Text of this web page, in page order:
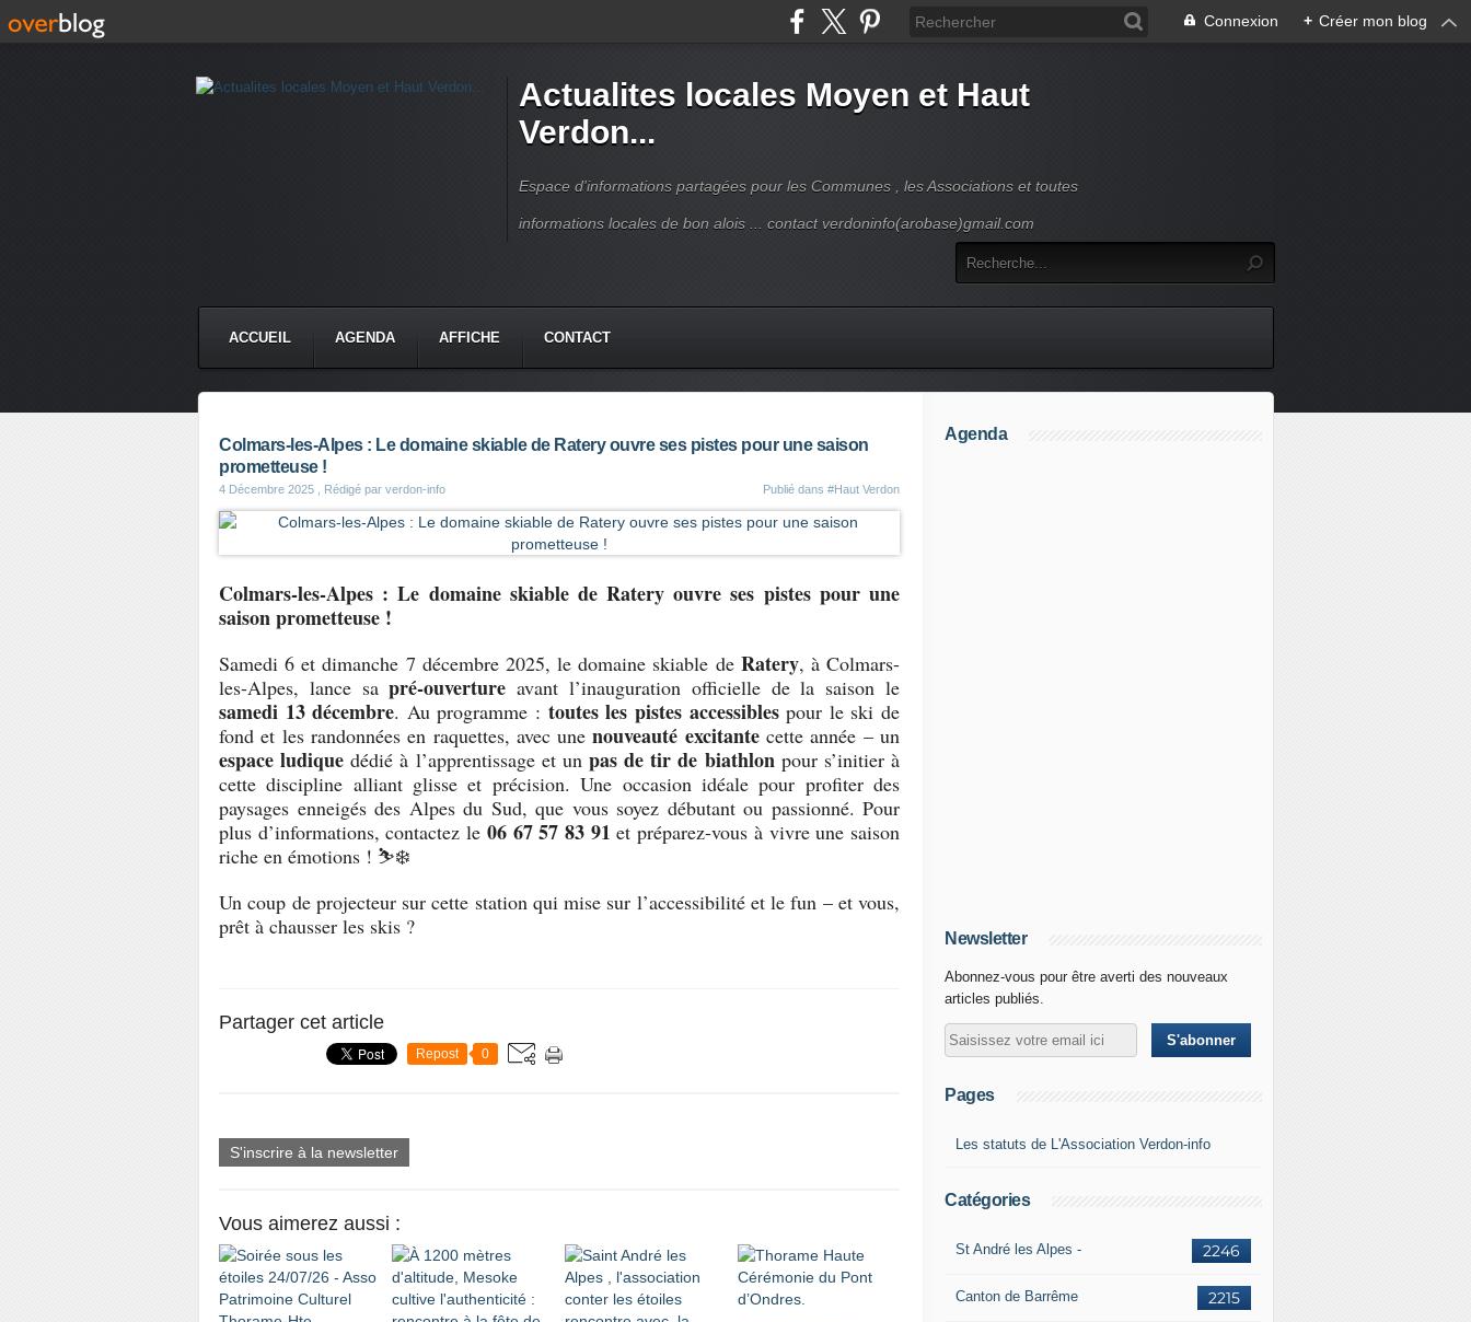
Connexion + Créer mon blog
Actualites locales Moyen et Haut
Verdon...
Espace d'informations partagées pour les Communes , les Associations et toutes
informations locales de bon alois ... contact verdoninfo(arobase)gmail.com
ACCUEIL AGENDA AFFICHE CONTACT
Colmars-les-Alpes : Le domaine skiable de Ratery ouvre ses pistes pour une saison
prometteuse !
4 Décembre 2025 , Rédigé par verdon-info Publié dans #Haut Verdon
Colmars-les-Alpes : Le domaine skiable de Ratery ouvre ses pistes pour une
saison prometteuse !
Samedi 6 et dimanche 7 décembre 2025, le domaine skiable de Ratery, à Colmars-
les-Alpes, lance sapré-ouverture avant l’inauguration officielle de la saison le
samedi 13 décembre. Au programme : toutes les pistes accessiblespour le ski de
fond et les randonnées en raquettes, avec unenouveauté excitantecette année – un
espace ludique dédié à l’apprentissage et unpas de tir de biathlonpour s’initier à
cette discipline alliant glisse et précision. Une occasion idéale pour profiter des
paysages enneigés des Alpes du Sud, que vous soyez débutant ou passionné. Pour
plus d’informations, contactez le 06 67 57 83 91 et préparez-vous à vivre une saison
riche en émotions ! ⛷️❄️
Un coup de projecteur sur cette station qui mise sur l’accessibilitéet le fun – et vous,
prêt à chausser les skis ?
Partager cet article
Repost 0
S'inscrire à la newsletter
Vous aimerez aussi :
Agenda
Newsletter
Abonnez-vous pour être averti des nouveaux
articles publiés.
Pages
Les statuts de L'Association Verdon-info
Catégories
2246
St André les Alpes -
2215
Canton de Barrême